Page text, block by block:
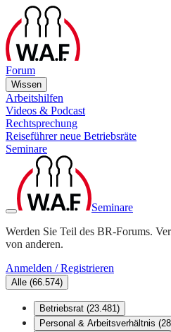
Forum
Wissen
Arbeitshilfen
Videos & Podcast
Rechtsprechung
Reiseführer neue Betriebsräte
Seminare
Seminare
Werden Sie Teil des BR-Forums.
von anderen.
Anmelden / Registrieren
Alle (66.574)
Betriebsrat (23.481)
Personal & Arbeitsverhältnis (